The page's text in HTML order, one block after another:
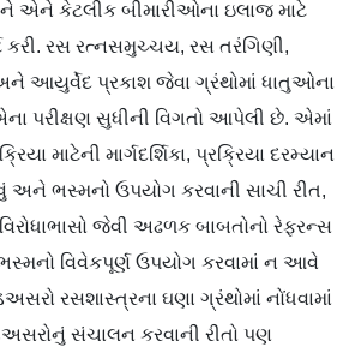
અને એને કેટલીક બીમારીઓના ઇલાજ માટે
કરી. રસ રત્નસમુચ્ચય, રસ તરંગિણી,
આયુર્વેદ પ્રકાશ જેવા ગ્રંથોમાં ધાતુઓના
પરીક્ષણ સુધીની વિગતો આપેલી છે. એમાં
માટેની માર્ગદર્શિકા, પ્રક્રિયા દરમ્યાન
ભસ્મનો ઉપયોગ કરવાની સાચી રીત,
જેવી અઢળક બાબતોનો રેફરન્સ
વિવેકપૂર્ણ ઉપયોગ કરવામાં ન આવે
રસશાસ્ત્રના ઘણા ગ્રંથોમાં નોંધવામાં
સંચાલન કરવાની રીતો પણ